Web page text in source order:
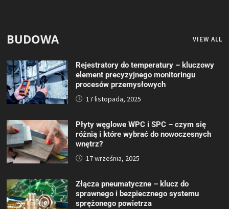
BUDOWA VIEW ALL
Rejestratory do temperatury – kluczowy
element precyzyjnego monitoringu
procesów przemysłowych
17 listopada, 2025
Płyty węglowe WPC i SPC – czym się
różnią i które wybrać do nowoczesnych
wnętrz?
17 września, 2025
Złącza pneumatyczne – klucz do
sprawnego i bezpiecznego systemu
sprężonego powietrza